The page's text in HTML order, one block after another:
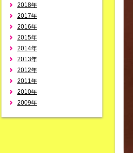
2018年
2017年
2016年
2015年
2014年
2013年
2012年
2011年
2010年
2009年